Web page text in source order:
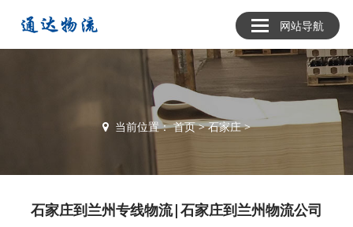
网站导航
当前位置：首页>石家庄>
石家庄到兰州专线物流|石家庄到兰州物流公司